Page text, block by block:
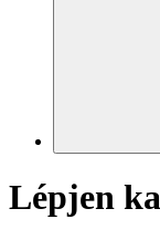
Lépjen